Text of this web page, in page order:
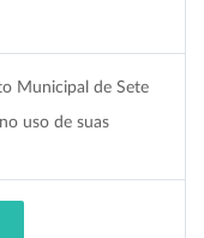
Municipal de Sete
uso de suas